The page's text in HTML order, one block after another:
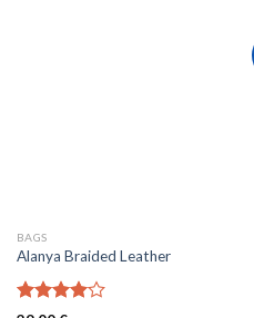
BAGS
Alanya Braided Leather